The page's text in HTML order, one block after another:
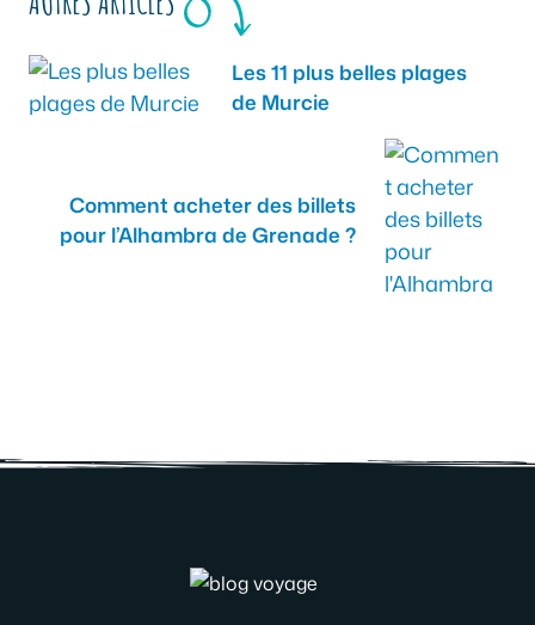
Les 11 plus belles plages
de Murcie
Comment acheter des billets
pour l’Alhambra de Grenade ?